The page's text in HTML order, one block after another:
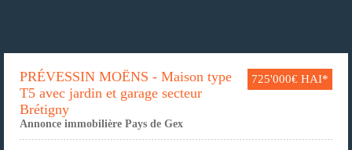
725'000€ HAI*
PRÉVESSIN MOËNS - Maison type
T5 avec jardin et garage secteur
Brétigny
Annonce immobilière Pays de Gex